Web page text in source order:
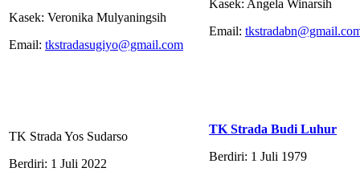
Kasek: Veronika Mulyaningsih
Email: tkstradasugiyo@gmail.com
Kasek: Angela Winarsih
Email:
TK Strada Yos Sudarso
Berdiri: 1 Juli 2022
TK Strada Budi Luhur
Berdiri: 1 Juli 1979